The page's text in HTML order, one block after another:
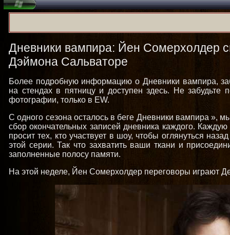
Дневники вампира: Йен Сомерхолдер
Дэймона Сальваторе
Более подробную информацию о Дневники вампира,
на стендах в пятницу и доступен здесь. Не забудьте
фотографии, только в EW.
С одного сезона осталось в беге Дневники вампира »,
сбор окончательных записей дневника каждого.
просит тех, кто участвует в шоу, чтобы оглянуться
этой серии. Так что захватить ваши ткани и
заполненные полосу памяти.
На этой неделе, Йен Сомерхолдер переговоры играют